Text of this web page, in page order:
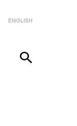
ENGLISH